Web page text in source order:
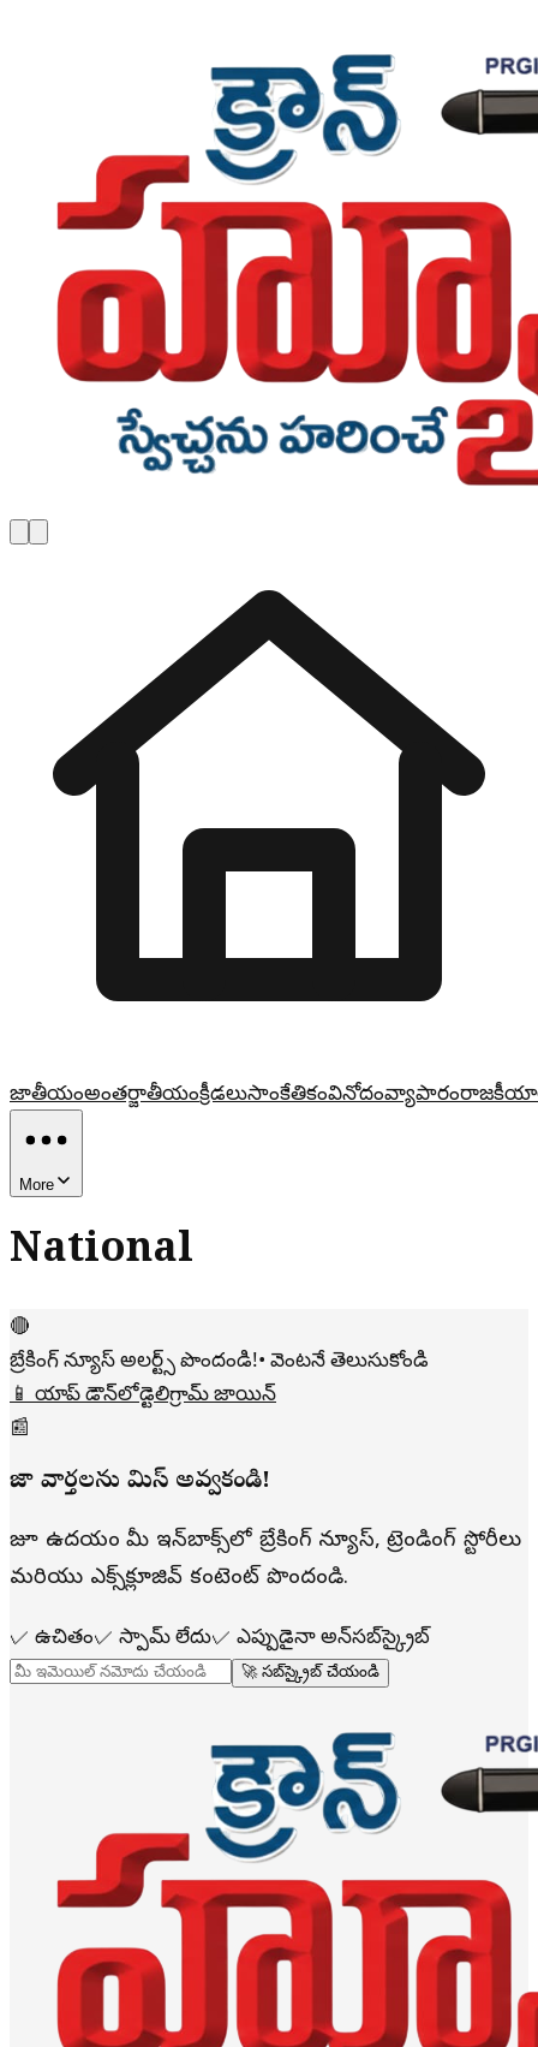
జాతీయంఅంతర్జాతీయంక్రీడలుసాంకేతికంవినోదంవ్యాపారం
More
National
🔴
బ్రేకింగ్ న్యూస్ అలర్ట్స్ పొందండి!• వెంటనే తెలుసుకోండి
📱 యాప్ డౌన్‌లోడ్టెలిగ్రామ్ జాయిన్
📰
తాజా వార్తలను మిస్ అవ్వకండి!
రోజూ ఉదయం మీ ఇన్‌బాక్స్‌లో బ్రేకింగ్ న్యూస్, ట్రెండింగ్ స్టోరీలు
మరియు ఎక్స్‌క్లూజివ్ కంటెంట్ పొందండి.
✓ ఉచితం✓ స్పామ్ లేదు✓ ఎప్పుడైనా అన్‌సబ్‌స్క్రైబ్
🚀 సబ్‌స్క్రైబ్ చేయండి